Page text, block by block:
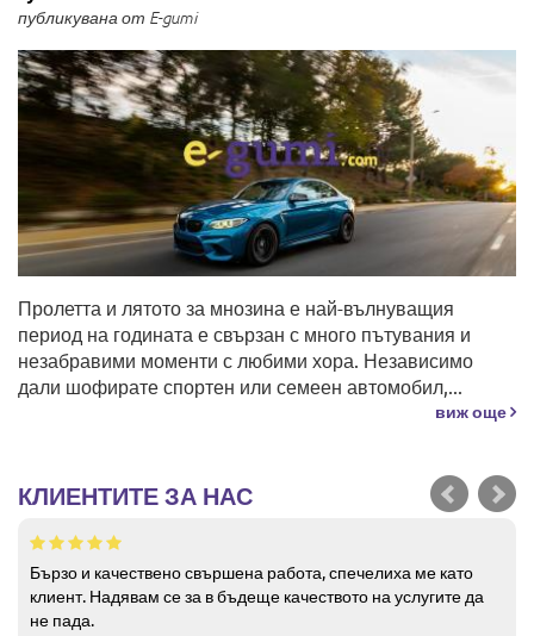
публикувана от E-gumi
Пролетта и лятото за мнозина е най-вълнуващия
период на годината е свързан с много пътувания и
незабравими моменти с любими хора. Независимо
дали шофирате спортен или семеен автомобил,...
виж още
КЛИЕНТИТЕ ЗА НАС
Бързо и качествено свършена работа, спечелиха ме като
клиент. Надявам се за в бъдеще качеството на услугите да
не пада.